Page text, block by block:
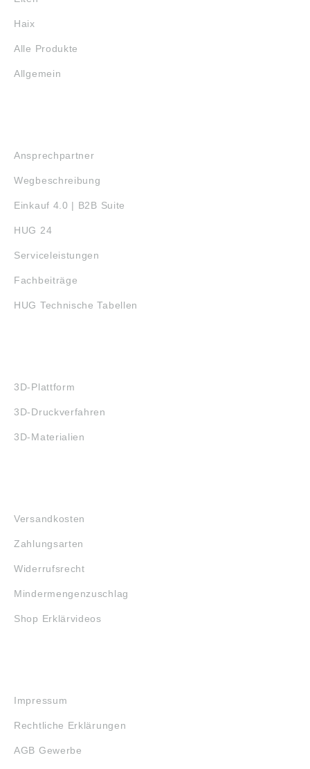
Haix
Alle Produkte
Allgemein
Ansprechpartner
Wegbeschreibung
Einkauf 4.0 | B2B Suite
HUG 24
Serviceleistungen
Fachbeiträge
HUG Technische Tabellen
3D-Plattform
3D-Druckverfahren
3D-Materialien
Versandkosten
Zahlungsarten
Widerrufsrecht
Mindermengenzuschlag
Shop Erklärvideos
Impressum
Rechtliche Erklärungen
AGB Gewerbe